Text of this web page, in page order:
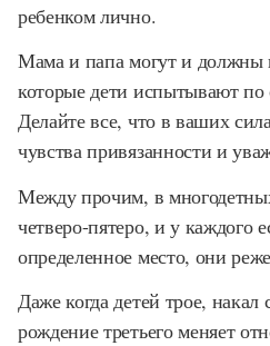
ребенком лично.
Мама и папа могут и должны
которые дети испытывают
Делайте все, что в ваших
чувства привязанности и
Между прочим, в
четверо-пятеро, и у каждого
определенное место, они
Даже когда детей трое,
рождение третьего меняет